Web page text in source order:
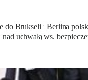
do Brukseli i Berlina
uchwałą ws.